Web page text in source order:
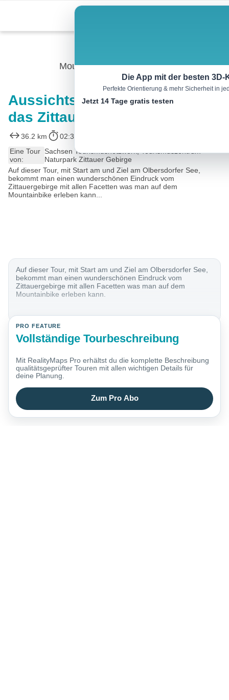
content
Mountainbike
Aussichtsreiche Tour durch
das Zittauer Gebirge
36.2 km 02:30 h
Eine Tour
von:
Sachsen Tourismusnetzwerk, Tourismuszentrum
Naturpark Zittauer Gebirge
Auf dieser Tour, mit Start am und Ziel am Olbersdorfer See,
bekommt man einen wunderschönen Eindruck vom
Zittauergebirge mit allen Facetten was man auf dem
Mountainbike erleben kann...
Auf dieser Tour, mit Start am und Ziel am Olbersdorfer See,
bekommt man einen wunderschönen Eindruck vom
Zittauergebirge mit allen Facetten was man auf dem
Mountainbike erleben kann.
PRO FEATURE
Vollständige Tourbeschreibung
Mit RealityMaps Pro erhältst du die komplette Beschreibung
qualitätsgeprüfter Touren mit allen wichtigen Details für
deine Planung.
Zum Pro Abo
Die App mit der besten 3D-
Perfekte Orientierung & mehr Sicherheit in
Jetzt 14 Tage gratis testen